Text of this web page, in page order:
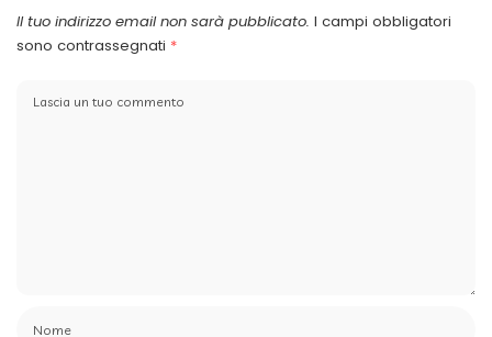
Il tuo indirizzo email non sarà pubblicato. I campi obbligatori
sono contrassegnati *